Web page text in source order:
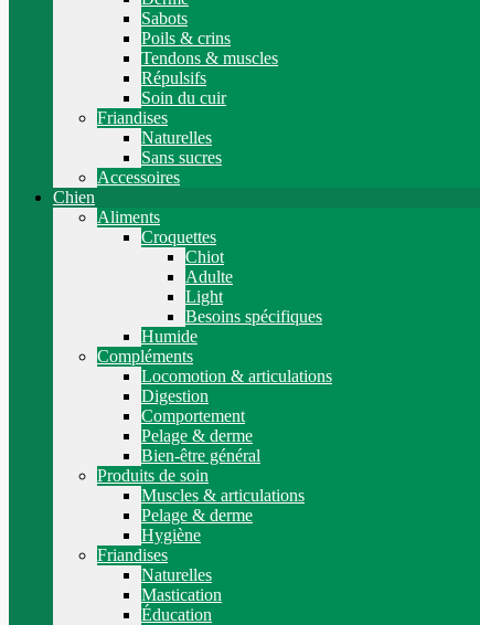
Sabots
Poils & crins
Tendons & muscles
Répulsifs
Soin du cuir
Friandises
Naturelles
Sans sucres
Accessoires
Chien
Aliments
Croquettes
Chiot
Adulte
Light
Besoins spécifiques
Humide
Compléments
Locomotion & articulations
Digestion
Comportement
Pelage & derme
Bien-être général
Produits de soin
Muscles & articulations
Pelage & derme
Hygiène
Friandises
Naturelles
Mastication
Éducation